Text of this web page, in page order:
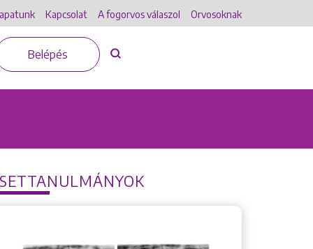
Kapcsolat A fogorvos válaszol Orvosoknak
Belépés